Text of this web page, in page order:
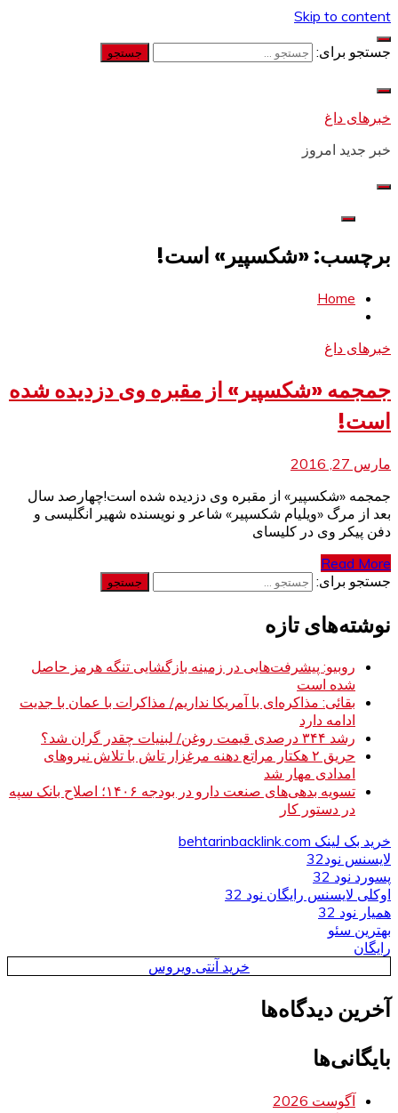
Skip to content
جستجو برای:
خبرهای داغ
خبر جدید امروز
برچسب: «شکسپیر» است!
Home
خبرهای داغ
جمجمه «شکسپیر» از مقبره وی دزدیده شده
است!
مارس 27, 2016
جمجمه «شکسپیر» از مقبره وی دزدیده شده است!چهارصد سال
بعد از مرگ «ویلیام شکسپیر» شاعر و نویسنده شهیر انگلیسی و
دفن پیکر وی در کلیسای
Read More
جستجو برای:
نوشته‌های تازه
روبیو: پیشرفت‌هایی در زمینه بازگشایی تنگه هرمز حاصل
شده است
بقائی: مذاکره‌ای با آمریکا نداریم/ مذاکرات با عمان با جدیت
ادامه دارد
رشد ۳۴۴ درصدی قیمت روغن/ لبنیات چقدر گران شد؟
حریق ۲ هکتار مراتع دهنه مرغزار تاش با تلاش نیروهای
امدادی مهار شد
تسویه بدهی‌های صنعت دارو در بودجه ۱۴۰۶؛ اصلاح بانک سپه
در دستور کار
خرید بک لینک behtarinbacklink.com
لایسنس نود32
پسورد نود 32
اوکلی لایسنس رایگان نود 32
همیار نود 32
بهترین سئو
رایگان
خرید آنتی ویروس
آخرین دیدگاه‌ها
بایگانی‌ها
آگوست 2026